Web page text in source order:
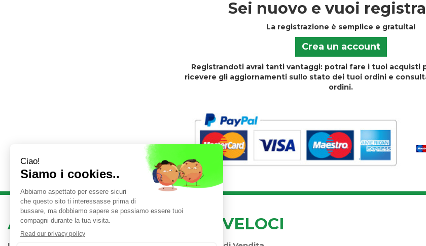
Sei nuovo e vuoi
La registrazione è semplice e gratuita!
Crea un account
Registrandoti avrai tanti vantaggi: potrai fare i tuoi acquisti
ricevere gli aggiornamenti sullo stato dei tuoi ordini e
ordini.
AREA UTENTE LINK VELOCI